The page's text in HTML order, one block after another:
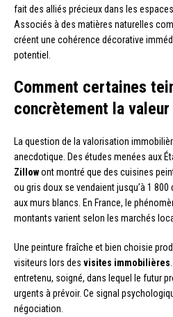
fait des alliés précieux dans les
Associés à des matières naturelles
créent une cohérence décorative
potentiel.
Comment certaines
concrètement la valeur
La question de la valorisation
anecdotique. Des études menées aux
Zillowont montré que des cuisines
ou gris doux se vendaient jusqu’à 1
aux murs blancs. En France, le
montants varient selon les marchés
Une peinture fraîche et bien choisie
visiteurs lors des visites immobilières
entretenu, soigné, dans lequel le futur
urgents à prévoir. Ce signal
négociation.